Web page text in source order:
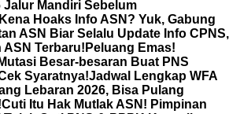
Jalur Mandiri Sebelum
Hoaks Info ASN? Yuk, Gabung
ASN Biar Selalu Update Info CPNS,
ASN Terbaru! Peluang Emas!
Besar-besaran Buat PNS
Syaratnya!Jadwal Lengkap WFA
Lebaran 2026, Bisa Pulang
Cuti Itu Hak Mutlak ASN! Pimpinan